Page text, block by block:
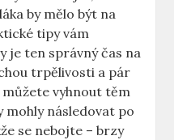
by mělo být na
tipy vám
je ten správný čas na
trpělivosti a pár
vyhnout těm
následovat po
se nebojte – brzy